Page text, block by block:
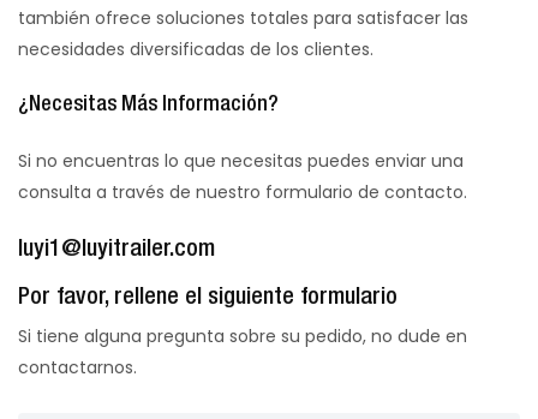
también ofrece soluciones totales para satisfacer las
necesidades diversificadas de los clientes.
¿Necesitas Más Información?
Si no encuentras lo que necesitas puedes enviar una
consulta a través de nuestro formulario de contacto.
luyi1@luyitrailer.com
Por favor, rellene el siguiente formulario
Si tiene alguna pregunta sobre su pedido, no dude en
contactarnos.